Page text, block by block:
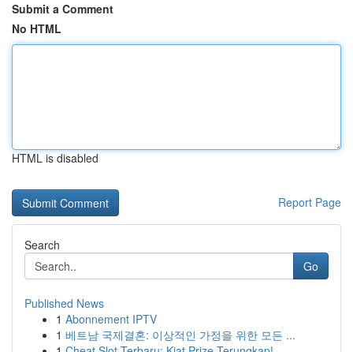
Submit a Comment
No HTML
HTML is disabled
Report Page
Search
Go
Published News
1 Abonnement IPTV
1 베트남 국제결혼: 이상적인 가정을 위한 모든 ...